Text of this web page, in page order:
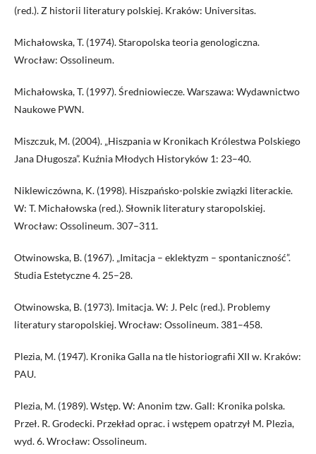
(red.). Z historii literatury polskiej. Kraków: Universitas.
Michałowska, T. (1974). Staropolska teoria genologiczna.
Wrocław: Ossolineum.
Michałowska, T. (1997). Średniowiecze. Warszawa: Wydawnictwo
Naukowe PWN.
Miszczuk, M. (2004). „Hiszpania w Kronikach Królestwa Polskiego
Jana Długosza”. Kuźnia Młodych Historyków 1: 23–40.
Niklewiczówna, K. (1998). Hiszpańsko-polskie związki literackie.
W: T. Michałowska (red.). Słownik literatury staropolskiej.
Wrocław: Ossolineum. 307–311.
Otwinowska, B. (1967). „Imitacja – eklektyzm – spontaniczność”.
Studia Estetyczne 4. 25–28.
Otwinowska, B. (1973). Imitacja. W: J. Pelc (red.). Problemy
literatury staropolskiej. Wrocław: Ossolineum. 381–458.
Plezia, M. (1947). Kronika Galla na tle historiografii XII w. Kraków:
PAU.
Plezia, M. (1989). Wstęp. W: Anonim tzw. Gall: Kronika polska.
Przeł. R. Grodecki. Przekład oprac. i wstępem opatrzył M. Plezia,
wyd. 6. Wrocław: Ossolineum.